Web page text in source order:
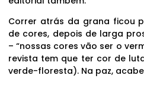
Correr atrás da grana ficou
de cores, depois de larga
– “nossas cores vão ser o
revista tem que ter cor de
verde-floresta). Na paz,